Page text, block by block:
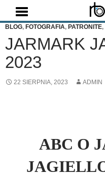
BLOG, FOTOGRAFIA, PATRONITE,
JARMARK
2023
22 SIERPNIA, 2023 ADMIN
ABC O